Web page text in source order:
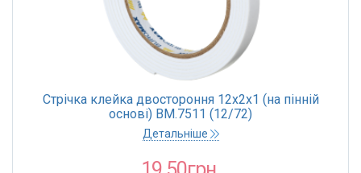
Стрічка клейка двостороння 12х2х1 (на пінній
основі) BM.7511 (12/72)
Детальніше